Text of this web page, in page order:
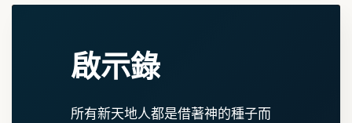
啟示錄
所有新天地人都是借著神的種子而